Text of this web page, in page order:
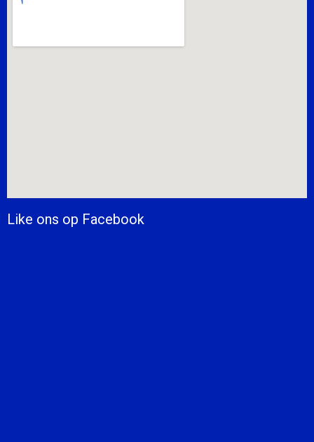
Like ons op Facebook